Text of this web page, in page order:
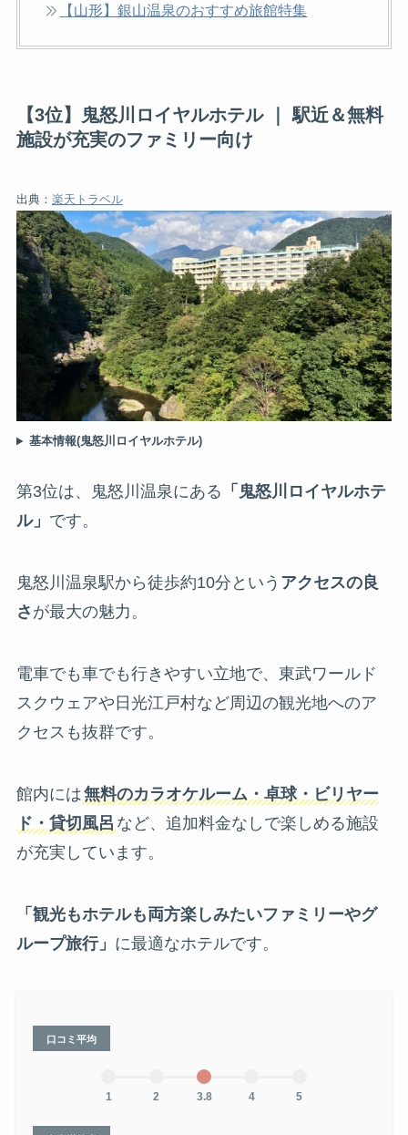
【山形】銀山温泉のおすすめ旅館特集
【3位】鬼怒川ロイヤルホテル ｜ 駅近＆無料
施設が充実のファミリー向け
出典： 楽天トラベル
基本情報(鬼怒川ロイヤルホテル)
第3位は、鬼怒川温泉にある 「鬼怒川ロイヤルホテ
ル」 です。
鬼怒川温泉駅から徒歩約10分という アクセスの良
さ が最大の魅力。
電車でも車でも行きやすい立地で、東武ワールド
スクウェアや日光江戸村など周辺の観光地へのア
クセスも抜群です。
館内には無料のカラオケルーム・卓球・ビリヤー
ド・貸切風呂 など、追加料金なしで楽しめる施設
が充実しています。
「観光もホテルも両方楽しみたいファミリーやグ
ループ旅行」 に最適なホテルです。
口コミ平均
1 2 3.8 4 5